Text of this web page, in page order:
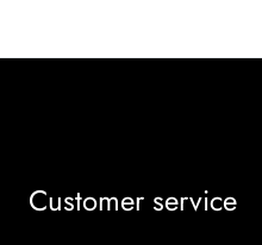
Customer service